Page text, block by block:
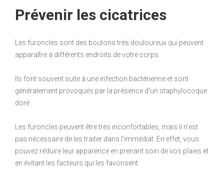
Prévenir les cicatrices
Les furoncles sont des boutons très douloureux qui peuvent
apparaître à différents endroits de votre corps.
Ils font souvent suite à une infection bactérienne et sont
généralement provoqués par la présence d’un staphylocoque
doré.
Les furoncles peuvent être très inconfortables, mais il n’est
pas nécessaire de les traiter dans l’immédiat. En effet, vous
pouvez réduire leur apparence en prenant soin de vos plaies et
en évitant les facteurs qui les favorisent.